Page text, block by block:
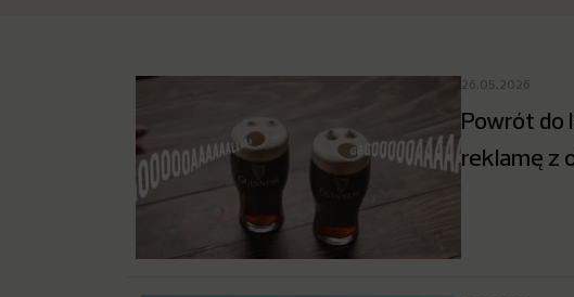
26.05.2026
Powrót do
reklamę z